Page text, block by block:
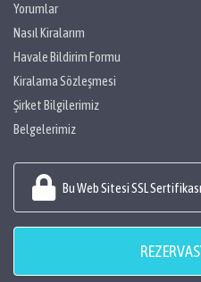
Yorumlar
Nasıl Kiralarım
Havale Bildirim Formu
Kiralama Sözleşmesi
Şirket Bilgilerimiz
Belgelerimiz
Bu Web Sitesi SSL